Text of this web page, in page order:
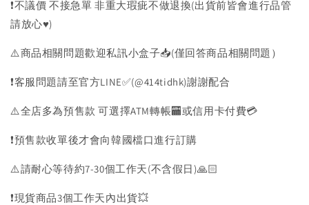
❗️不議價 不接急單 非重大瑕疵不做退換(出貨前皆會進行品管
請放心♥️)
⚠️商品相關問題歡迎私訊小盒子📥(僅回答商品相關問題）
❗️客服問題請至官方LINE✅(@414tidhk)謝謝配合
⚠️全店多為預售款 可選擇ATM轉帳🏧或信用卡付費💳
❗️預售款收單後才會向韓國檔口進行訂購
⚠️請耐心等待約7-30個工作天(不含假日)🙏🏻
❗️現貨商品3個工作天內出貨💥